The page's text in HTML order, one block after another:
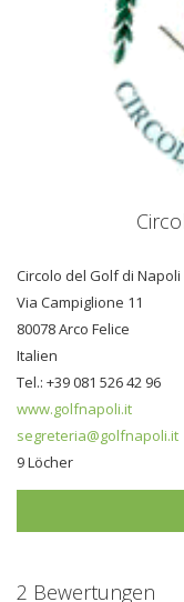
Circolo del Golf di Napoli
Via Campiglione 11
80078 Arco Felice
Italien
Tel.: +39 081 526 42 96
www.golfnapoli.it
segreteria@golfnapoli.it
9 Löcher
2 Bewertungen